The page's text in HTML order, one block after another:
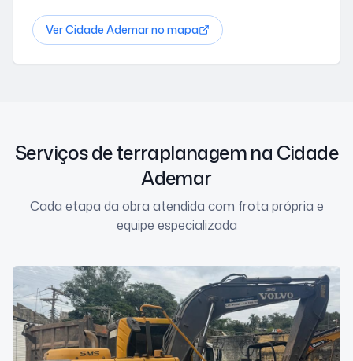
VerCidade Ademarno mapa
Serviços de terraplanagem na Cidade
Ademar
Cada etapa da obra atendida com frota própria e
equipe especializada